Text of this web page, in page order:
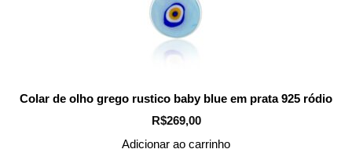
Colar de olho grego rustico baby blue em prata 925 ródio
R$269,00
Adicionar ao carrinho